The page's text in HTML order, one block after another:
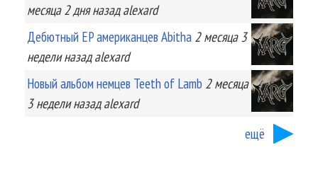
месяца 2 дняназад alexard
Дебютный EP американцев Abitha 2 месяца 3
неделиназад alexard
Новый альбом немцев Teeth of Lamb 2 месяца
3 неделиназад alexard
ещё